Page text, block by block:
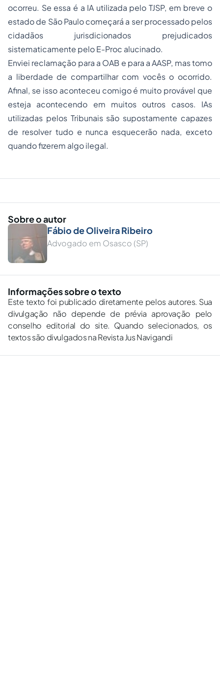
ocorreu. Se essa é a IA utilizada pelo TJSP, em breve o
estado de São Paulo começará a ser processado pelos
cidadãos jurisdicionados prejudicados
sistematicamente pelo E-Proc alucinado.
Enviei reclamação para a OAB e para a AASP, mas tomo
a liberdade de compartilhar com vocês o ocorrido.
Afinal, se isso aconteceu comigo é muito provável que
esteja acontecendo em muitos outros casos. IAs
utilizadas pelos Tribunais são supostamente capazes
de resolver tudo e nunca esquecerão nada, exceto
quando fizerem algo ilegal.
Sobre o autor
Fábio de Oliveira Ribeiro
Advogado em Osasco (SP)
Informações sobre o texto
Este texto foi publicado diretamente pelos autores. Sua
divulgação não depende de prévia aprovação pelo
conselho editorial do site. Quando selecionados, os
textos são divulgados na Revista Jus Navigandi